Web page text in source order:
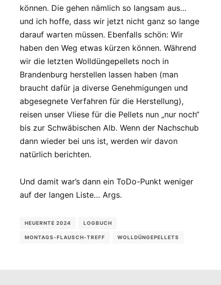
können. Die gehen nämlich so langsam aus…
und ich hoffe, dass wir jetzt nicht ganz so lange
darauf warten müssen. Ebenfalls schön: Wir
haben den Weg etwas kürzen können. Während
wir die letzten Wolldüngepellets noch in
Brandenburg herstellen lassen haben (man
braucht dafür ja diverse Genehmigungen und
abgesegnete Verfahren für die Herstellung),
reisen unser Vliese für die Pellets nun „nur noch“
bis zur Schwäbischen Alb. Wenn der Nachschub
dann wieder bei uns ist, werden wir davon
natürlich berichten.
Und damit war’s dann ein ToDo-Punkt weniger
auf der langen Liste… Args.
HEUERNTE 2024 LOGBUCH
MONTAGS-FLAUSCH-TREFF WOLLDÜNGEPELLETS